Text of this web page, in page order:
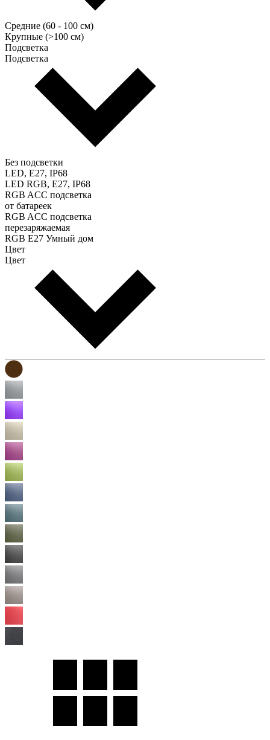
Средние (60 - 100 см)
Крупные (>100 см)
Подсветка
Подсветка
Без подсветки
LED, E27, IP68
LED RGB, E27, IP68
RGB ACC подсветка
от батареек
RGB ACC подсветка
перезаряжаемая
RGB E27 Умный дом
Цвет
Цвет